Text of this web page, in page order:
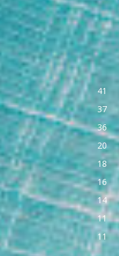
41
37
36
20
18
16
14
11
11